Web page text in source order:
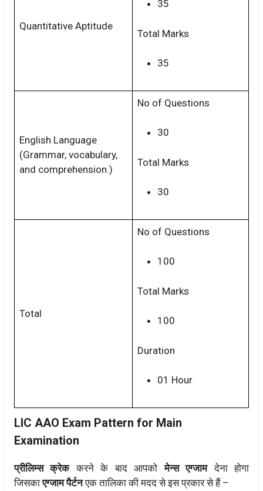
Quantitative Aptitude
35
Total Marks
35
English Language
(Grammar, vocabulary,
and comprehension.)
No of Questions
30
Total Marks
30
Total
No of Questions
100
Total Marks
100
Duration
01 Hour
LIC AAO Exam Pattern for Main
Examination
प्रीलिम्स क्रेककरने के बाद आपको मेन्स एग्जामदेना होगा
जिसकाएग्जाम पैर्टनएक तालिका की मदद से इस प्रकार से हैं –